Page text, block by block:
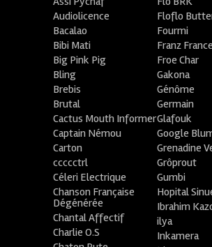
Audiolicence
Bacalao
Bibi Mati
Big Pink Pig
Bling
Brebis
Brutal
Cactus Mouth Informer
Captain Némou
Carton
ccccctrl
Céleri Electrique
Chanson Française
Dégénérée
Chantal Affectif
Charlie O.S
Floflo
Fourmi
Franz France
Froe Char
Gakona
Génôme
Germain
Glafouk
Google
Grenadine
Grôprout
Gumbi
Hopital
Ibrahim
ilya
Inkamera